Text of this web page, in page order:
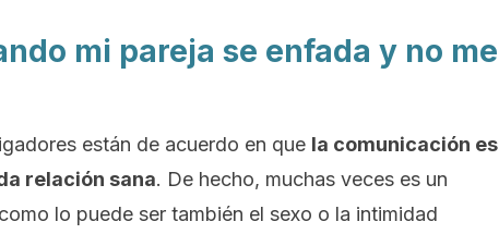
mi pareja se enfada y no me
están de acuerdo en que la comunicación es
relación sana. De hecho, muchas veces es un
lo puede ser también el sexo o la intimidad